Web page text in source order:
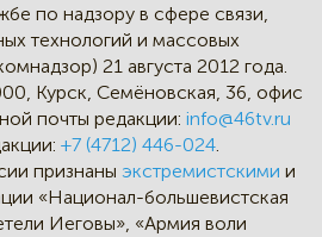
по надзору в сфере связи,
технологий и массовых
21 августа 2012 года.
Курск, Семёновская, 36, офис
почты редакции: info@46tv.ru
+7 (4712) 446-024.
признаныэкстремистскими и
«Национал-большевистская
Иеговы», «Армия воли